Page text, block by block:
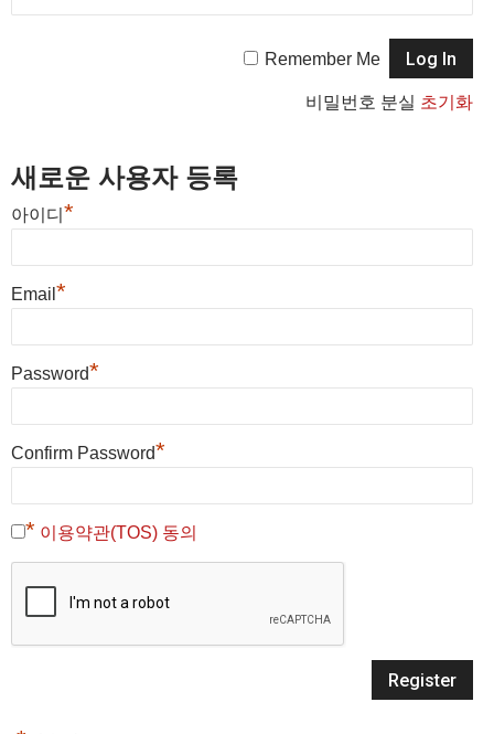
Remember Me
비밀번호 분실 초기화
새로운 사용자 등록
아이디 *
Email *
Password*
Confirm Password*
* 이용약관(TOS) 동의